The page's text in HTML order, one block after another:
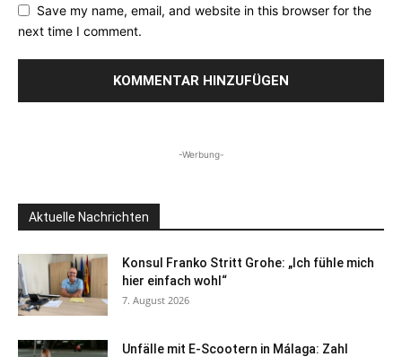
Save my name, email, and website in this browser for the
next time I comment.
-Werbung-
Aktuelle Nachrichten
Konsul Franko Stritt Grohe: „Ich fühle mich
hier einfach wohl“
7. August 2026
Unfälle mit E-Scootern in Málaga: Zahl